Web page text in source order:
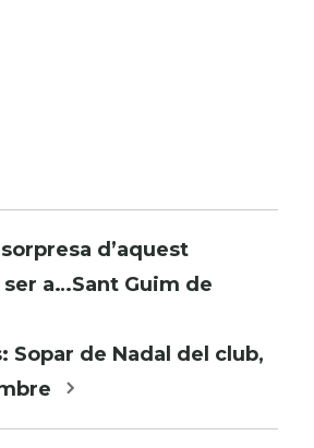
d’aquest
a…Sant Guim de
Sopar de Nadal del club,